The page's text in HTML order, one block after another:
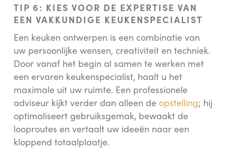
TIP 6: KIES VOOR DE EXPERTISE VAN
EEN VAKKUNDIGE KEUKENSPECIALIST
Een keuken ontwerpen is een combinatie van
uw persoonlijke wensen, creativiteit en techniek.
Door vanaf het begin al samen te werken met
een ervaren keukenspecialist, haalt u het
maximale uit uw ruimte. Een professionele
adviseur kijkt verder dan alleen de opstelling; hij
optimaliseert gebruiksgemak, bewaakt de
looproutes en vertaalt uw ideeën naar een
kloppend totaalplaatje.